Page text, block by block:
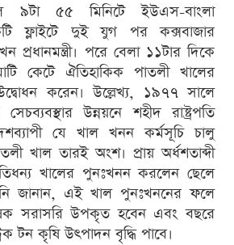
৫৫ মিনিটে ইউএস-বাংলা
ফ্লাইটে দুই যুগ পর কক্সবাজার
প্রধানমন্ত্রী। পরে বেলা ১১টার দিকে
কেটে ঐতিহাকিক পাতলী খালের
করেন। উল্লেখ্য, ১৯৭৭ সালে
উন্নয়নে শহীদ রাষ্ট্রপতি
যে খাল খনন কর্মসূচি চালু
খাল তারই অংশ। প্রায় অর্ধশতাব্দী
খালের পুনঃখনন করলেন ছেলে
জানান, এই খাল পুনঃখননের ফলে
সরাসরি উপকৃত হবেন এবং বছরে
টন কৃষি উৎপাদন বৃদ্ধি পাবে।